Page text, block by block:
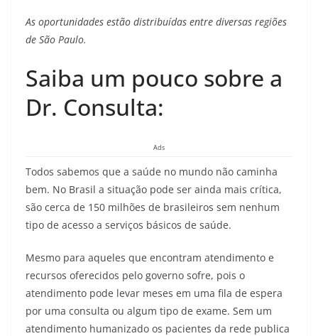
As oportunidades estão distribuídas entre diversas regiões
de São Paulo.
Saiba um pouco sobre a
Dr. Consulta:
Ads
Todos sabemos que a saúde no mundo não caminha
bem. No Brasil a situação pode ser ainda mais crítica,
são cerca de 150 milhões de brasileiros sem nenhum
tipo de acesso a serviços básicos de saúde.
Mesmo para aqueles que encontram atendimento e
recursos oferecidos pelo governo sofre, pois o
atendimento pode levar meses em uma fila de espera
por uma consulta ou algum tipo de exame. Sem um
atendimento humanizado os pacientes da rede publica